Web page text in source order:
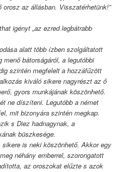
az állásban. Visszatérhetünk!”
igényt „az ezred legbátrabb
alatt több ízben szolgáltatott
bátorságáról, a legutóbbi
szintén megfelelt a hozzáfűzött
kiváló sikere nagyrészt az ő
gyors munkájának köszönhető.
ne díszíteni. Legutóbb a német
mit bizonyára szintén megkap.
s Diez hadnagynak, a
büszkesége.
is neki köszönhető. Akkor egy
néhány emberrel, szorongatott
az oroszokat elűzte s azok